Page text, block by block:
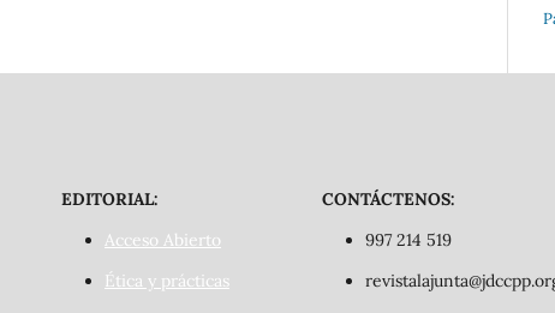
EDITORIAL:
Acceso Abierto
Ética y prácticas
CONTÁCTENOS:
997 214 519